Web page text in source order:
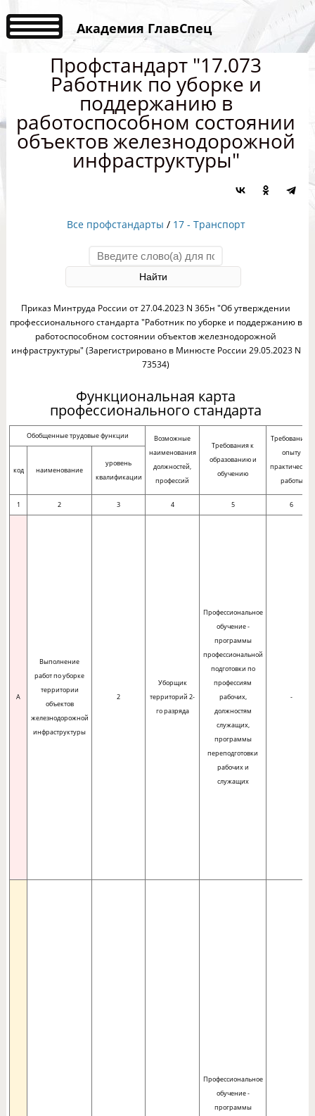
Академия ГлавСпец
Профстандарт "17.073
Работник по уборке и
поддержанию в
работоспособном состоянии
объектов железнодорожной
инфраструктуры"
Все профстандарты / 17 - Транспорт
Приказ Минтруда России от 27.04.2023 N 365н "Об утверждении
профессионального стандарта "Работник по уборке и поддержанию в
работоспособном состоянии объектов железнодорожной
инфраструктуры" (Зарегистрировано в Минюсте России 29.05.2023 N
73534)
Функциональная карта
профессионального стандарта
Обобщенные трудовые функции
Возможные
наименования
должностей,
профессий
Требования к
образованию и
обучению
Требования к
опыту
практической
работы
код наименование
уровень
квалификации
1 2 3 4 5 6
A
Выполнение
работ по уборке
территории
объектов
железнодорожной
инфраструктуры
2
Уборщик
территорий 2-
го разряда
Профессиональное
обучение -
программы
профессиональной
подготовки по
профессиям
рабочих,
должностям
служащих,
программы
переподготовки
рабочих и
служащих
-
Профессиональное
обучение -
программы